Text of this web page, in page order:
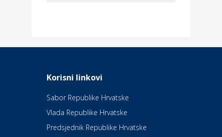
Daruvarske toplice – ljekovita
Kultura i edukacija
Kazalište Kerempuh
Korisni linkovi
Sabor Republike Hrvatske
Vlada Republike Hrvatske
Predsjednik Republike Hrvatske